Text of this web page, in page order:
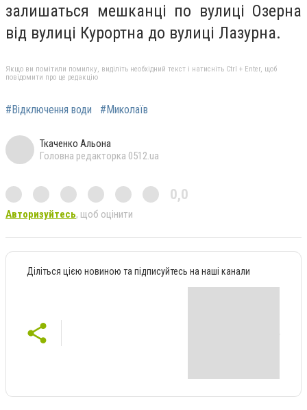
залишаться мешканці по вулиці Озерна
від вулиці Курортна до вулиці Лазурна.
Якщо ви помітили помилку, виділіть необхідний текст і натисніть Ctrl + Enter, щоб
повідомити про це редакцію
#Відключення води #Миколаїв
Ткаченко Альона
Головна редакторка 0512.ua
0,0
Авторизуйтесь, щоб оцінити
Діліться цією новиною та підписуйтесь на наші канали